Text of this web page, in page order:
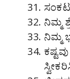
ನಿಮ್ಮ
ನಿಮ್ಮ